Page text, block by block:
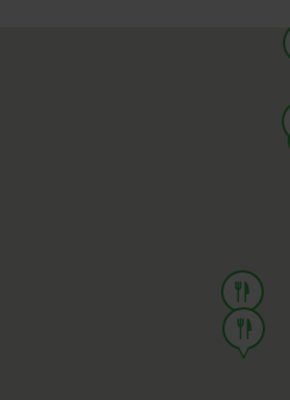
food
food